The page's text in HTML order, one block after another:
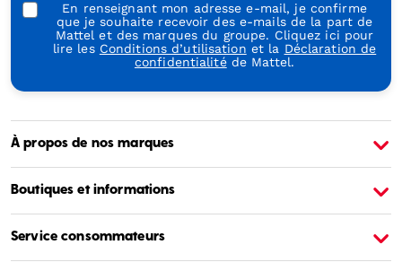
En renseignant mon adresse e-mail, je confirme
que je souhaite recevoir des e-mails de la part de
Mattel et des marques du groupe. Cliquez ici pour
lire les Conditions d’utilisation et la Déclaration de
confidentialitéde Mattel.
À propos de nos marques
Boutiques et informations
Service consommateurs